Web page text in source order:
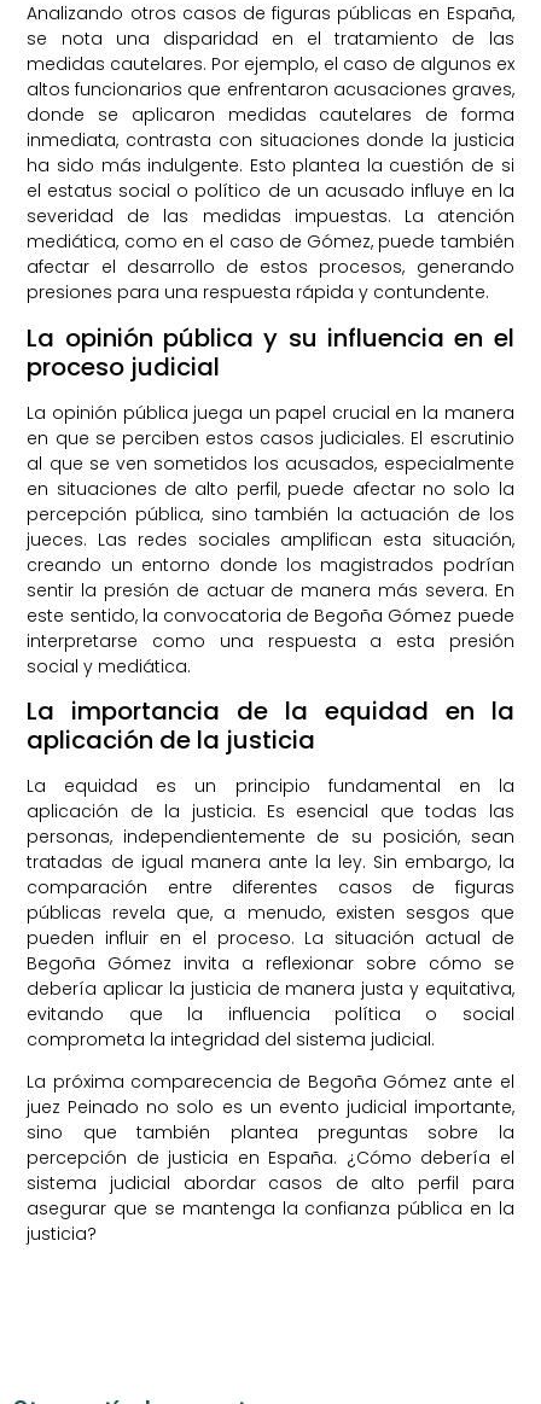
Analizando otros casos de figuras públicas en España,
se nota una disparidad en el tratamiento de las
medidas cautelares. Por ejemplo, el caso de algunos ex
altos funcionarios que enfrentaron acusaciones graves,
donde se aplicaron medidas cautelares de forma
inmediata, contrasta con situaciones donde la justicia
ha sido más indulgente. Esto plantea la cuestión de si
el estatus social o político de un acusado influye en la
severidad de las medidas impuestas. La atención
mediática, como en el caso de Gómez, puede también
afectar el desarrollo de estos procesos, generando
presiones para una respuesta rápida y contundente.
La opinión pública y su influencia en el
proceso judicial
La opinión pública juega un papel crucial en la manera
en que se perciben estos casos judiciales. El escrutinio
al que se ven sometidos los acusados, especialmente
en situaciones de alto perfil, puede afectar no solo la
percepción pública, sino también la actuación de los
jueces. Las redes sociales amplifican esta situación,
creando un entorno donde los magistrados podrían
sentir la presión de actuar de manera más severa. En
este sentido, la convocatoria de Begoña Gómez puede
interpretarse como una respuesta a esta presión
social y mediática.
La importancia de la equidad en la
aplicación de la justicia
La equidad es un principio fundamental en la
aplicación de la justicia. Es esencial que todas las
personas, independientemente de su posición, sean
tratadas de igual manera ante la ley. Sin embargo, la
comparación entre diferentes casos de figuras
públicas revela que, a menudo, existen sesgos que
pueden influir en el proceso. La situación actual de
Begoña Gómez invita a reflexionar sobre cómo se
debería aplicar la justicia de manera justa y equitativa,
evitando que la influencia política o social
comprometa la integridad del sistema judicial.
La próxima comparecencia de Begoña Gómez ante el
juez Peinado no solo es un evento judicial importante,
sino que también plantea preguntas sobre la
percepción de justicia en España. ¿Cómo debería el
sistema judicial abordar casos de alto perfil para
asegurar que se mantenga la confianza pública en la
justicia?